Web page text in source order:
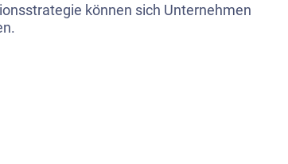
können sich Unternehmen